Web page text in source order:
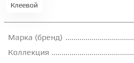
Клеевой
Марка (бренд)
Коллекция